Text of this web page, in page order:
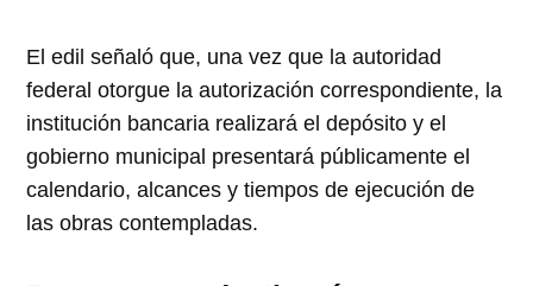
El edil señaló que, una vez que la autoridad
federal otorgue la autorización correspondiente, la
institución bancaria realizará el depósito y el
gobierno municipal presentará públicamente el
calendario, alcances y tiempos de ejecución de
las obras contempladas.